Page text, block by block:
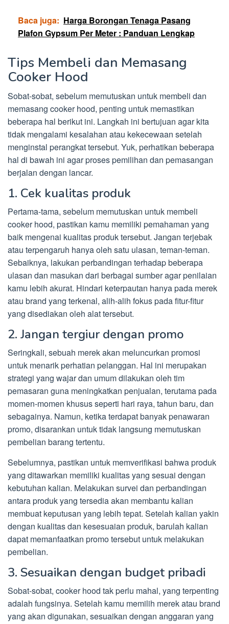
Baca juga: Harga Borongan Tenaga Pasang
Plafon Gypsum Per Meter : Panduan Lengkap
Tips Membeli dan Memasang
Cooker Hood
Sobat-sobat, sebelum memutuskan untuk membeli dan
memasang cooker hood, penting untuk memastikan
beberapa hal berikut ini. Langkah ini bertujuan agar kita
tidak mengalami kesalahan atau kekecewaan setelah
menginstal perangkat tersebut. Yuk, perhatikan beberapa
hal di bawah ini agar proses pemilihan dan pemasangan
berjalan dengan lancar.
1. Cek kualitas produk
Pertama-tama, sebelum memutuskan untuk membeli
cooker hood, pastikan kamu memiliki pemahaman yang
baik mengenai kualitas produk tersebut. Jangan terjebak
atau terpengaruh hanya oleh satu ulasan, teman-teman.
Sebaiknya, lakukan perbandingan terhadap beberapa
ulasan dan masukan dari berbagai sumber agar penilaian
kamu lebih akurat. Hindari keterpautan hanya pada merek
atau brand yang terkenal, alih-alih fokus pada fitur-fitur
yang disediakan oleh alat tersebut.
2. Jangan tergiur dengan promo
Seringkali, sebuah merek akan meluncurkan promosi
untuk menarik perhatian pelanggan. Hal ini merupakan
strategi yang wajar dan umum dilakukan oleh tim
pemasaran guna meningkatkan penjualan, terutama pada
momen-momen khusus seperti hari raya, tahun baru, dan
sebagainya. Namun, ketika terdapat banyak penawaran
promo, disarankan untuk tidak langsung memutuskan
pembelian barang tertentu.
Sebelumnya, pastikan untuk memverifikasi bahwa produk
yang ditawarkan memiliki kualitas yang sesuai dengan
kebutuhan kalian. Melakukan survei dan perbandingan
antara produk yang tersedia akan membantu kalian
membuat keputusan yang lebih tepat. Setelah kalian yakin
dengan kualitas dan kesesuaian produk, barulah kalian
dapat memanfaatkan promo tersebut untuk melakukan
pembelian.
3. Sesuaikan dengan budget pribadi
Sobat-sobat, cooker hood tak perlu mahal, yang terpenting
adalah fungsinya. Setelah kamu memilih merek atau brand
yang akan digunakan, sesuaikan dengan anggaran yang